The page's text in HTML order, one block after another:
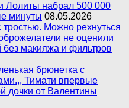
Лолиты набрал 500 000
минуты 08.05.2026
тростью. Можно рехнуться
не оценили
без макияжа и фильтров
брюнетка с
Тимати впервые
дочки от Валентины